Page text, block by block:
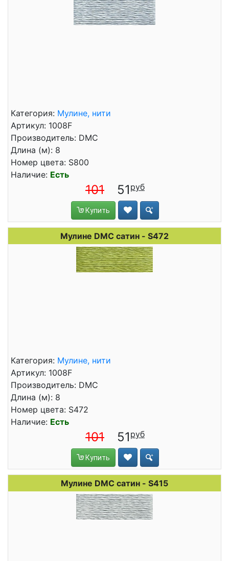
Категория: Мулине, нити
Артикул: 1008F
Производитель: DMC
Длина (м): 8
Номер цвета: S800
Наличие: Есть
101 51
Купить
Мулине DMC сатин - S472
Категория: Мулине, нити
Артикул: 1008F
Производитель: DMC
Длина (м): 8
Номер цвета: S472
Наличие: Есть
101 51
Купить
Мулине DMC сатин - S415